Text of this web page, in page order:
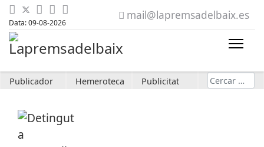
Data: 09-08-2026
mail@lapremsadelbaix.es
Publicador Hemeroteca Publicitat Cerca